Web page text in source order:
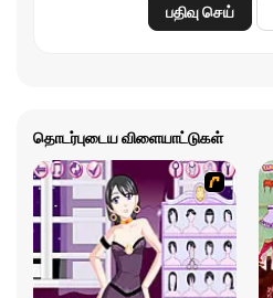
பதிவு செய்
தொடர்புடைய விளையாட்டுகள்